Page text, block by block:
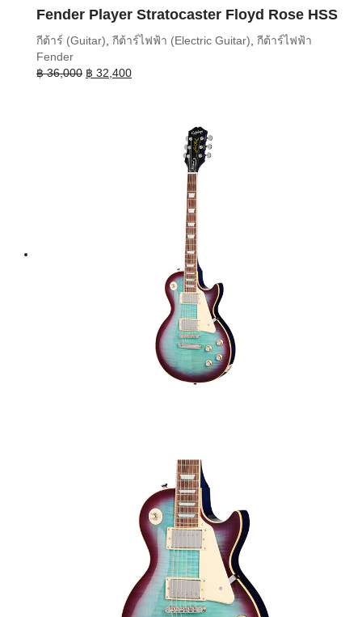
Fender Player Stratocaster Floyd Rose HSS
กีต้าร์ (Guitar) กีต้าร์ไฟฟ้า (Electric Guitar) กีต้าร์ไฟฟ้า
Fender
฿36,000 Original
฿ 32,400Current